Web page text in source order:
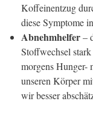
Koffeinentzug
diese Symptome
Abnehmhelfer–
Stoffwechsel
morgens Hunger-
unseren Körper
wir besser